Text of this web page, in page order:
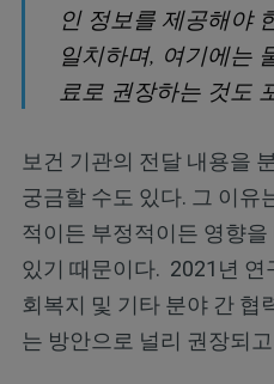
인 정보를 제공해야
일치하며, 여기에는
료로 권장하는 것도
보건 기관의 전달 내용을
궁금할 수도 있다. 그 이유
적이든 부정적이든 영향
있기 때문이다. 2021년 연
회복지 및 기타 분야 간 협
는 방안으로 널리 권장되